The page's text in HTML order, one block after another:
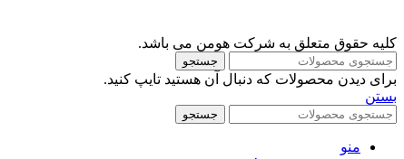
کلیه حقوق متعلق به شرکت هومن می باشد.
جستجو
برای دیدن محصولات که دنبال آن هستید تایپ کنید.
بستن
جستجو
منو